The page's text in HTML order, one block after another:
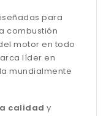
para
combustión
motor en todo
líder en
mundialmente
calidad y